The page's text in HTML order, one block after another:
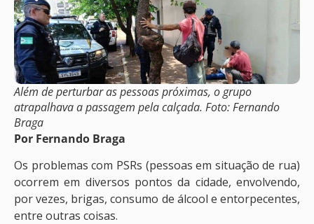
Além de perturbar as pessoas próximas, o grupo
atrapalhava a passagem pela calçada. Foto: Fernando
Braga
Por Fernando Braga
Os problemas com PSRs (pessoas em situação de rua)
ocorrem em diversos pontos da cidade, envolvendo,
por vezes, brigas, consumo de álcool e entorpecentes,
entre outras coisas.